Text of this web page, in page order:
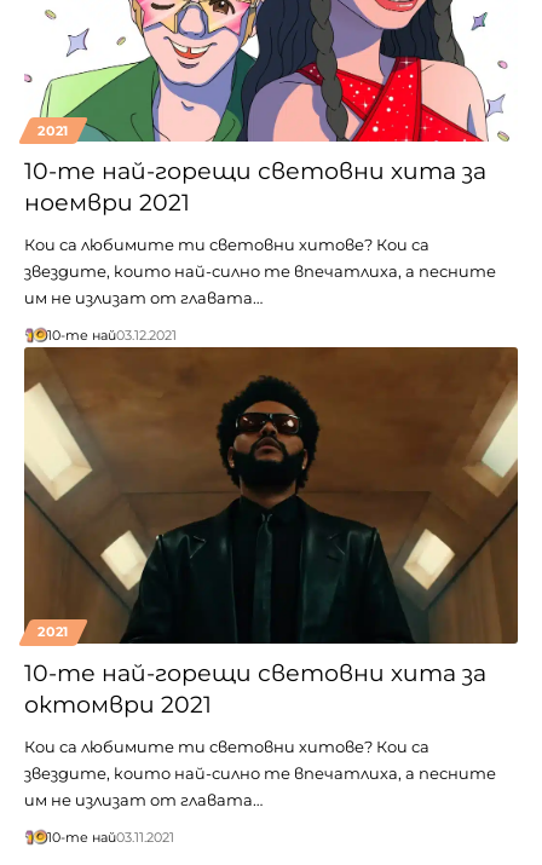
2021
10-те най-горещи световни хита за
ноември 2021
Кои са любимите ти световни хитове? Кои са
звездите, които най-силно те впечатлиха, а песните
им не излизат от главата…
10-те най03.12.2021
2021
10-те най-горещи световни хита за
октомври 2021
Кои са любимите ти световни хитове? Кои са
звездите, които най-силно те впечатлиха, а песните
им не излизат от главата…
10-те най03.11.2021